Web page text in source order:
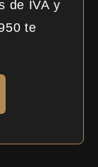
de IVA y
te